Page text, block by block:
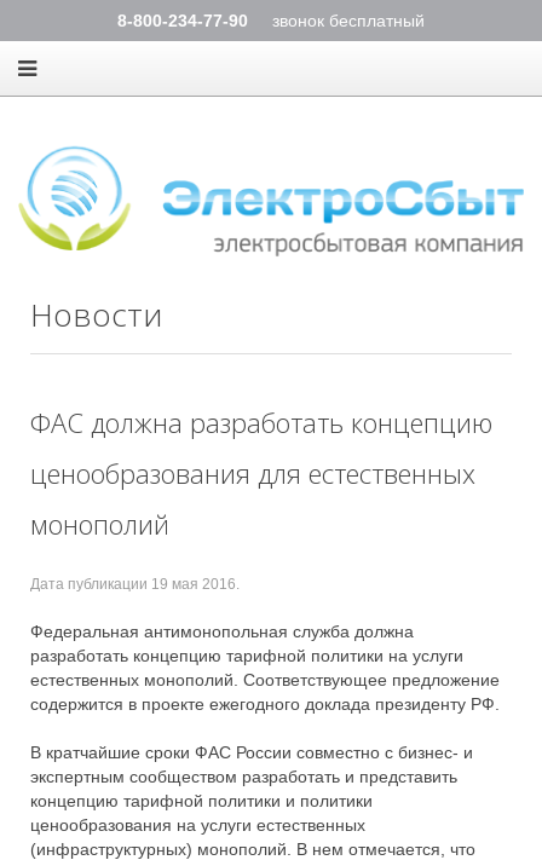
8-800-234-77-90 звонок бесплатный
Новости
ФАС должна разработать концепцию
ценообразования для естественных
монополий
Дата публикации 19 мая 2016.
Федеральная антимонопольная служба должна
разработать концепцию тарифной политики на услуги
естественных монополий. Соответствующее предложение
содержится в проекте ежегодного доклада президенту РФ.
В кратчайшие сроки ФАС России совместно с бизнес- и
экспертным сообществом разработать и представить
концепцию тарифной политики и политики
ценообразования на услуги естественных
(инфраструктурных) монополий. В нем отмечается, что